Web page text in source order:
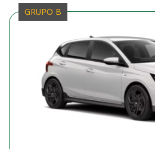
GRUPO B